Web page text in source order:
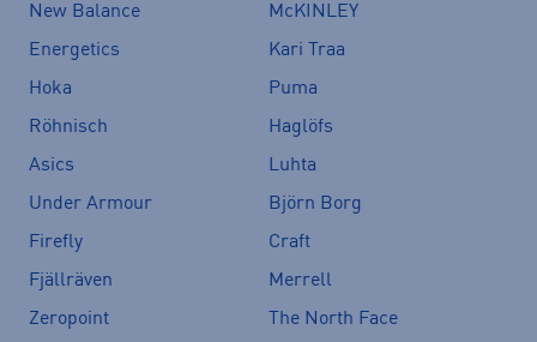
New Balance
McKINLEY
Energetics
Kari Traa
Hoka
Puma
Röhnisch
Haglöfs
Asics
Luhta
Under Armour
Björn Borg
Firefly
Craft
Fjällräven
Merrell
Zeropoint
The North Face